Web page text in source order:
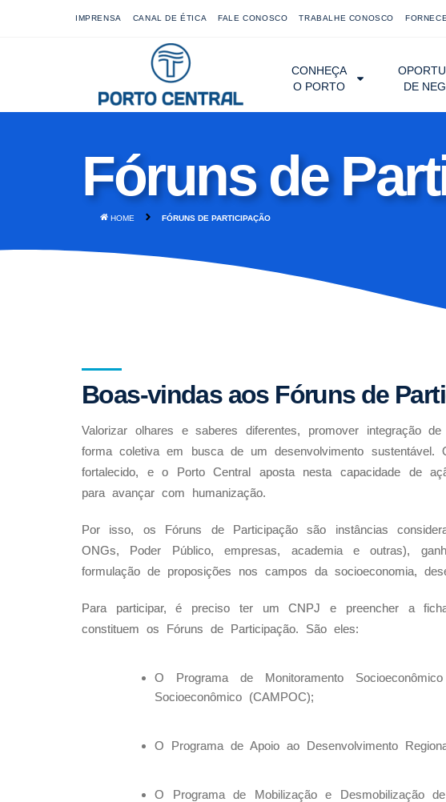
IMPRENSA CANAL DE ÉTICA FALE CONOSCO TRABALHE CONOSCO
CONHEÇA
O PORTO
DE
Fóruns de
HOME FÓRUNS DE PARTICIPAÇÃO
Boas-vindas aos Fóruns de
Valorizar olhares e saberes diferentes, promover integração
forma coletiva em busca de um desenvolvimento
fortalecido, e o Porto Central aposta nesta capacidade de
para avançar com humanização.
Por isso, os Fóruns de Participação são instâncias
ONGs, Poder Público, empresas, academia e outras),
formulação de proposições nos campos da socioeconomia,
Para participar, é preciso ter um CNPJ e preencher a
constituem os Fóruns de Participação. São eles:
O Programa de Monitoramento
Socioeconômico (CAMPOC);
O Programa de Apoio ao Desenvolvimento
O Programa de Mobilização e Desmobilização